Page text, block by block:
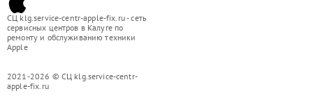
СЦ klg.service-centr-apple-fix.ru - сеть
сервисных центров в Калуге по
ремонту и обслуживанию техники
Apple
2021-2026 © СЦ klg.service-centr-
apple-fix.ru